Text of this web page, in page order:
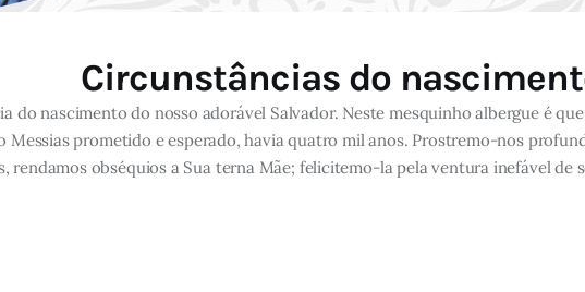
Circunstâncias do
nascimento do nosso adorável Salvador. Neste mesquinho albergue é
prometido e esperado, havia quatro mil anos. Prostremo-nos
obséquios a Sua terna Mãe; felicitemo-la pela ventura inefável